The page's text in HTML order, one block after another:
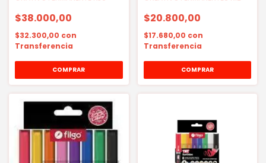
$38.000,00
$32.300,00 con
Transferencia
$20.800,00
$17.680,00 con
Transferencia